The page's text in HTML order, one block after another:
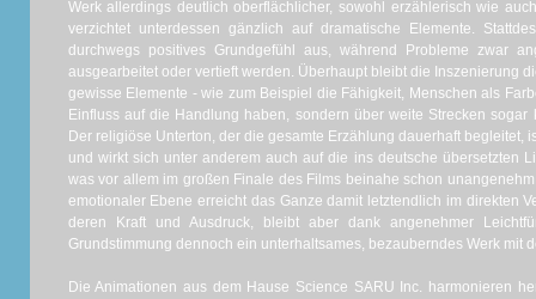
Werk allerdings deutlich oberflächlicher, sowohl erzählerisch wie
verzichtet unterdessen gänzlich auf dramatische Elemente.
durchwegs positives Grundgefühl aus, während Probleme zwar
ausgearbeitet oder vertieft werden. Überhaupt bleibt die Inszenierung
gewisse Elemente - wie zum Beispiel die Fähigkeit, Menschen als
Einfluss auf die Handlung haben, sondern über weite Strecken
Der religiöse Unterton, der die gesamte Erzählung dauerhaft begleitet,
und wirkt sich unter anderem auch auf die ins deutsche übersetzten
was vor allem im großen Finale des Films beinahe schon
emotionaler Ebene erreicht das Ganze damit letztendlich im direkten
deren Kraft und Ausdruck, bleibt aber dank angenehmer
Grundstimmung dennoch ein unterhaltsames, bezauberndes Werk mit
Die Animationen aus dem Hause Science SARU Inc. harmonieren